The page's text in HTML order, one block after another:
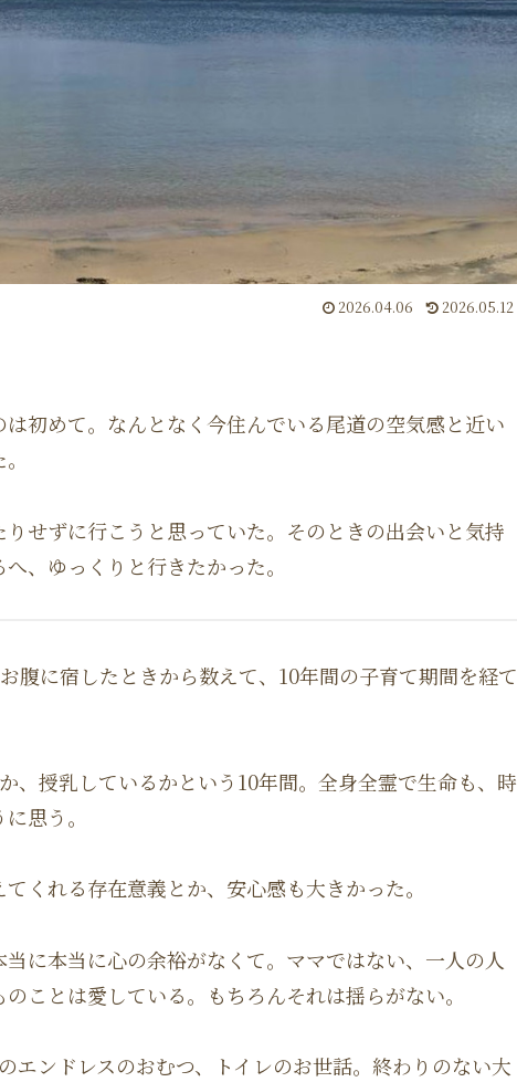
2026.04.06 2026.05.12
初めて。なんとなく今住んでいる尾道の空気感と近い
せずに行こうと思っていた。そのときの出会いと気持
、ゆっくりと行きたかった。
腹に宿したときから数えて、10年間の子育て期間を経て
、授乳しているかという10年間。全身全霊で生命も、時
思う。
くれる存在意義とか、安心感も大きかった。
に本当に心の余裕がなくて。ママではない、一人の人
ことは愛している。もちろんそれは揺らがない。
エンドレスのおむつ、トイレのお世話。終わりのない大